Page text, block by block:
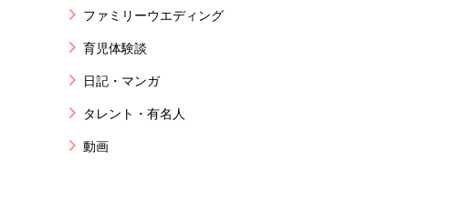
ファミリーウエディング
育児体験談
日記・マンガ
タレント・有名人
動画